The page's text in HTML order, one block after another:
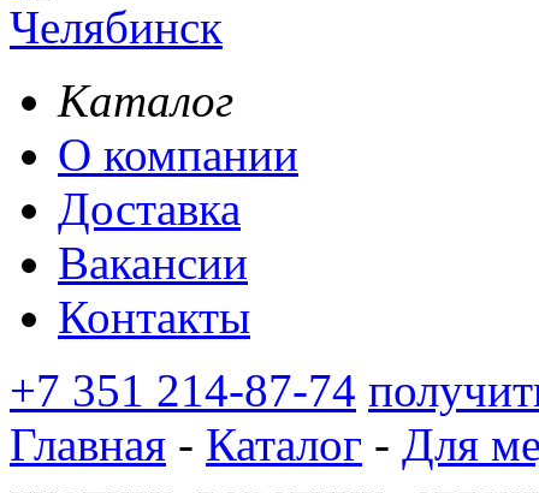
Челябинск
Каталог
О компании
Доставка
Вакансии
Контакты
+7 351 214-87-74
Главная - Каталог - Для